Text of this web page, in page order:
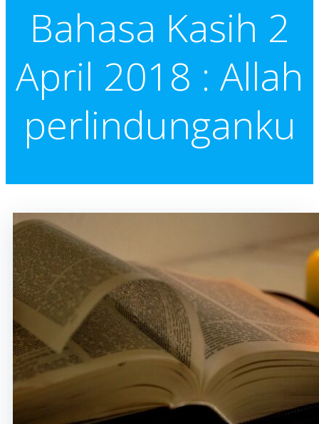
Bahasa Kasih 2
April 2018 : Allah
perlindunganku